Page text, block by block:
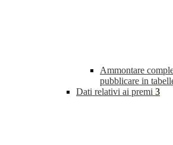
Ammontare
pubblicare in
Dati relativi ai premi 3